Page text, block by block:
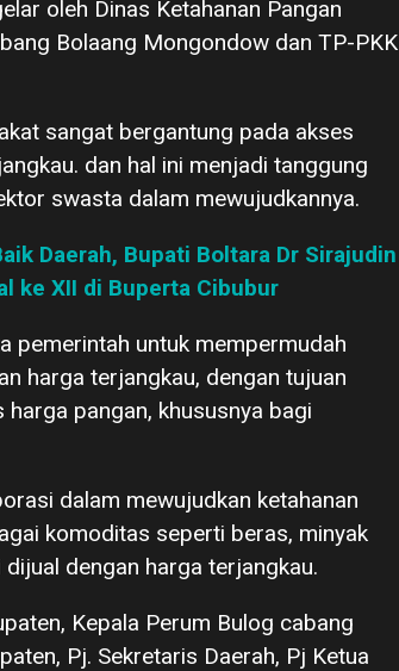
oleh Dinas Ketahanan Pangan
Bolaang Mongondow dan TP-PKK
sangat bergantung pada akses
dan hal ini menjadi tanggung
swasta dalam mewujudkannya.
Daerah, Bupati Boltara Dr Sirajudin
ke XII di Buperta Cibubur
pemerintah untuk mempermudah
harga terjangkau, dengan tujuan
pangan, khususnya bagi
dalam mewujudkan ketahanan
komoditas seperti beras, minyak
dengan harga terjangkau.
Kepala Perum Bulog cabang
Pj. Sekretaris Daerah, Pj Ketua